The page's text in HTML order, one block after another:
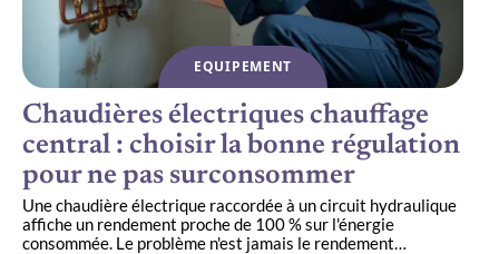
EQUIPEMENT
Chaudières électriques chauffage
central : choisir la bonne régulation
pour ne pas surconsommer
Une chaudière électrique raccordée à un circuit hydraulique
affiche un rendement proche de 100 % sur l'énergie
consommée. Le problème n'est jamais le rendement…